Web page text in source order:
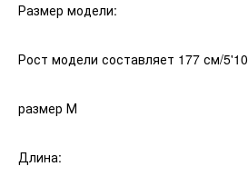
Размер модели:
Рост модели составляет 177 см/
размер М
Длина: